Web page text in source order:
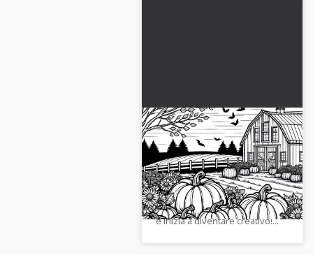
Zucchetti davanti a un
fienile al crepuscolo -
Disegno da colorare
autunnale gratuito
Maschi di zucche davanti a un
fienile al crepuscolo. Scarica il
modello di colorazione gratuito
e inizia a diventare creativo!...